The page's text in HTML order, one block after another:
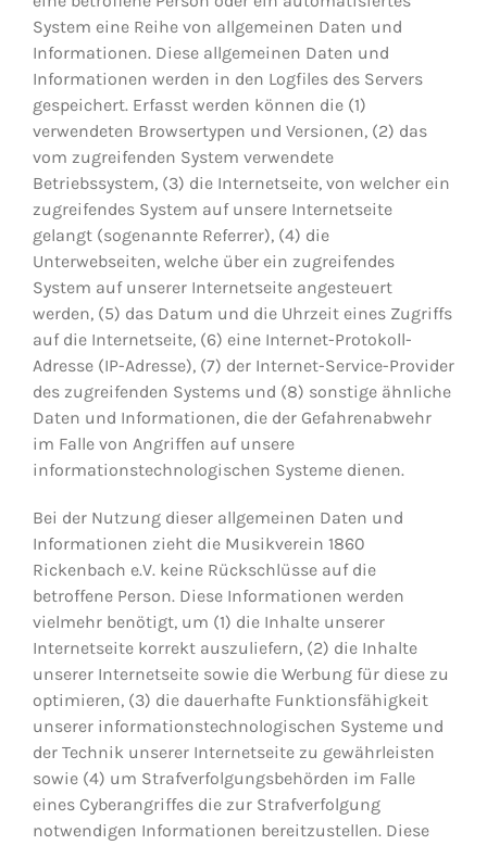
System eine Reihe von allgemeinen Daten und
Informationen. Diese allgemeinen Daten und
Informationen werden in den Logfiles des Servers
gespeichert. Erfasst werden können die (1)
verwendeten Browsertypen und Versionen, (2) das
vom zugreifenden System verwendete
Betriebssystem, (3) die Internetseite, von welcher ein
zugreifendes System auf unsere Internetseite
gelangt (sogenannte Referrer), (4) die
Unterwebseiten, welche über ein zugreifendes
System auf unserer Internetseite angesteuert
werden, (5) das Datum und die Uhrzeit eines Zugriffs
auf die Internetseite, (6) eine Internet-Protokoll-
Adresse (IP-Adresse), (7) der Internet-Service-Provider
des zugreifenden Systems und (8) sonstige ähnliche
Daten und Informationen, die der Gefahrenabwehr
im Falle von Angriffen auf unsere
informationstechnologischen Systeme dienen.
Bei der Nutzung dieser allgemeinen Daten und
Informationen zieht die Musikverein 1860
Rickenbach e.V. keine Rückschlüsse auf die
betroffene Person. Diese Informationen werden
vielmehr benötigt, um (1) die Inhalte unserer
Internetseite korrekt auszuliefern, (2) die Inhalte
unserer Internetseite sowie die Werbung für diese zu
optimieren, (3) die dauerhafte Funktionsfähigkeit
unserer informationstechnologischen Systeme und
der Technik unserer Internetseite zu gewährleisten
sowie (4) um Strafverfolgungsbehörden im Falle
eines Cyberangriffes die zur Strafverfolgung
notwendigen Informationen bereitzustellen. Diese